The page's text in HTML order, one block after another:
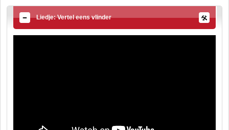
Liedje: Vertel eens vlinder